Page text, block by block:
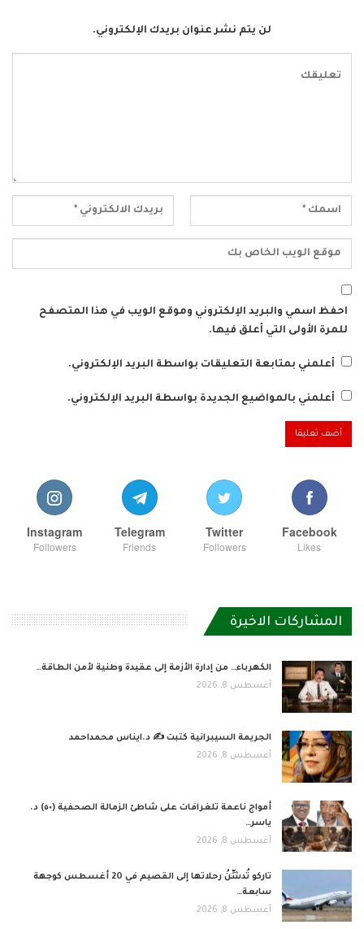
لن يتم نشر عنوان بريدك الإلكتروني.
احفظ اسمي والبريد الإلكتروني وموقع الويب في هذا المتصفح
للمرة الأولى التي أعلق فيها.
أعلمني بمتابعة التعليقات بواسطة البريد الإلكتروني.
أعلمني بالمواضيع الجديدة بواسطة البريد الإلكتروني.
Facebook
Likes
Twitter
Followers
Telegram
Friends
Instagram
Followers
المشاركات الاخيرة
الكهرباء… من إدارة الأزمة إلى عقيدة وطنية لأمن الطاقة…
أغسطس 8, 2026
الجريمة السيبرانية كتبت ✍ د.ايناس محمداحمد
أغسطس 8, 2026
أمواج ناعمة تلغرافات على شاطئ الزمالة الصحفية (٥٠) د.
ياسر…
أغسطس 8, 2026
تاركو تُدشِّنُ رحلاتها إلى القصيم في 20 أغسطس كوجهة
سابعة…
أغسطس 8, 2026